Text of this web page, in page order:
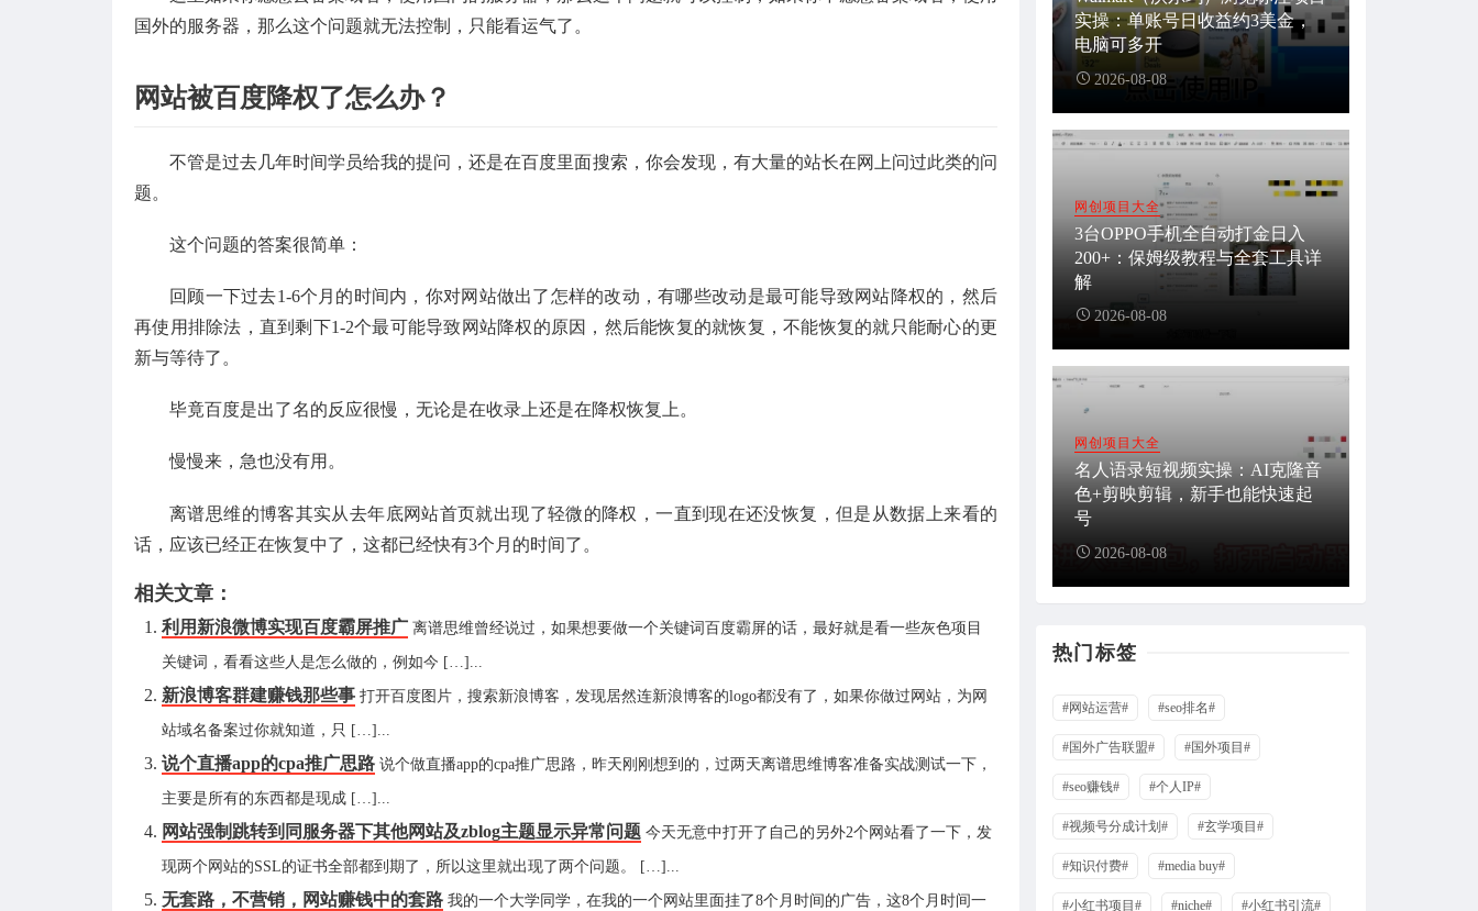
国外的服务器，那么这个问题就无法控制，只能看运气了。
网站被百度降权了怎么办？
不管是过去几年时间学员给我的提问，还是在百度里面搜索，你会发现，有大量的站长在网上问过此类的问
题。
这个问题的答案很简单：
回顾一下过去1-6个月的时间内，你对网站做出了怎样的改动，有哪些改动是最可能导致网站降权的，然后
再使用排除法，直到剩下1-2个最可能导致网站降权的原因，然后能恢复的就恢复，不能恢复的就只能耐心的更
新与等待了。
毕竟百度是出了名的反应很慢，无论是在收录上还是在降权恢复上。
慢慢来，急也没有用。
离谱思维的博客其实从去年底网站首页就出现了轻微的降权，一直到现在还没恢复，但是从数据上来看的
话，应该已经正在恢复中了，这都已经快有3个月的时间了。
相关文章：
利用新浪微博实现百度霸屏推广 离谱思维曾经说过，如果想要做一个关键词百度霸屏的话，最好就是看一些灰色项目
关键词，看看这些人是怎么做的，例如今 […]...
新浪博客群建赚钱那些事 打开百度图片，搜索新浪博客，发现居然连新浪博客的logo都没有了，如果你做过网站，为网
站域名备案过你就知道，只 […]...
说个直播app的cpa推广思路 说个做直播app的cpa推广思路，昨天刚刚想到的，过两天离谱思维博客准备实战测试一下，
主要是所有的东西都是现成 […]...
网站强制跳转到同服务器下其他网站及zblog主题显示异常问题 今天无意中打开了自己的另外2个网站看了一下，发
现两个网站的SSL的证书全部都到期了，所以这里就出现了两个问题。 […]...
无套路，不营销，网站赚钱中的套路 我的一个大学同学，在我的一个网站里面挂了8个月时间的广告，这8个月时间一
实操：单账号日收益约3美金，
电脑可多开
2026-08-08
网创项目大全
3台OPPO手机全自动打金日入
200+：保姆级教程与全套工具详
解
2026-08-08
网创项目大全
名人语录短视频实操：AI克隆音
色+剪映剪辑，新手也能快速起
号
2026-08-08
热门标签
#网站运营# #seo排名#
#国外广告联盟# #国外项目#
#seo赚钱# #个人IP#
#视频号分成计划# #玄学项目#
#知识付费# #media buy#
#小红书项目# #niche# #小红书引流#